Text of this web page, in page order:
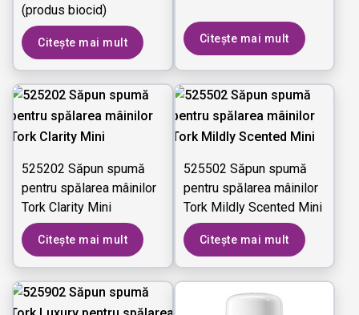
(produs biocid)
Citește mai mult Citește mai mult
525202 Săpun spumă
pentru spălarea mâinilor
Tork Clarity Mini
Citește mai mult
525502 Săpun spumă
pentru spălarea mâinilor
Tork Mildly Scented Mini
Citește mai mult